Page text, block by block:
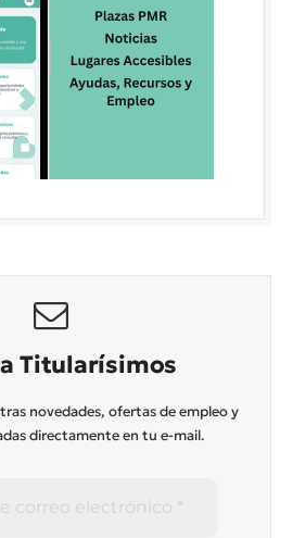
Titularísimos
novedades, ofertas de empleo y
directamente en tu e-mail.